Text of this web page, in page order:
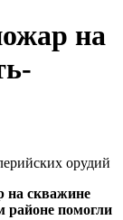
на